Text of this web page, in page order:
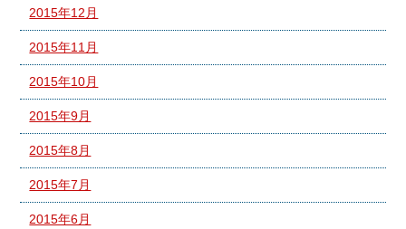
2015年12月
2015年11月
2015年10月
2015年9月
2015年8月
2015年7月
2015年6月